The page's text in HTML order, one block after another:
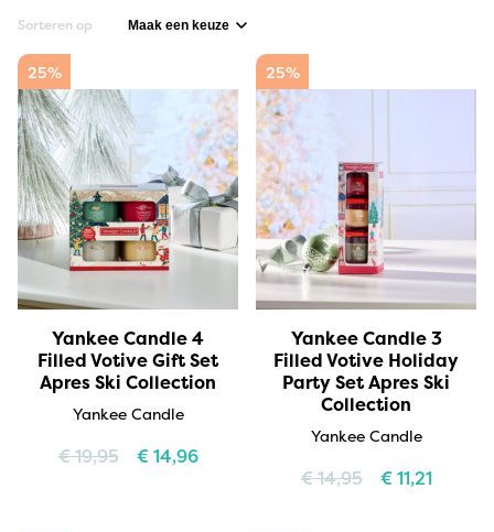
Sorteren op
Yankee Candle 4
Filled Votive Gift Set
Apres Ski Collection
Yankee Candle
€19,95 €14,96
25%
Yankee Candle 3
Filled Votive Holiday
Party Set Apres Ski
Collection
Yankee Candle
€14,95 €11,21
25%